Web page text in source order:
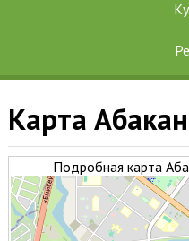
Карта
Подробная карта